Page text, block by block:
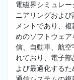
電磁界シミュレ
ニアリングおよ
メントであり、
めのソフトウェ
信、自動車、航空
れており、電子
よび最適化する